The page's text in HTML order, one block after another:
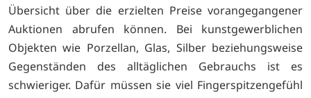
Übersicht über die erzielten Preise vorangegangener
Auktionen abrufen können. Bei kunstgewerblichen
Objekten wie Porzellan, Glas, Silber beziehungsweise
Gegenständen des alltäglichen Gebrauchs ist es
schwieriger. Dafür müssen sie viel Fingerspitzengefühl